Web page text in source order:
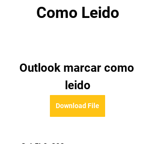
Como Leido
Outlook marcar como
leido
Download File